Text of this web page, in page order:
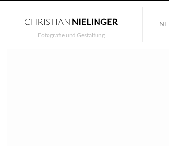
Fotografie und Gestaltung